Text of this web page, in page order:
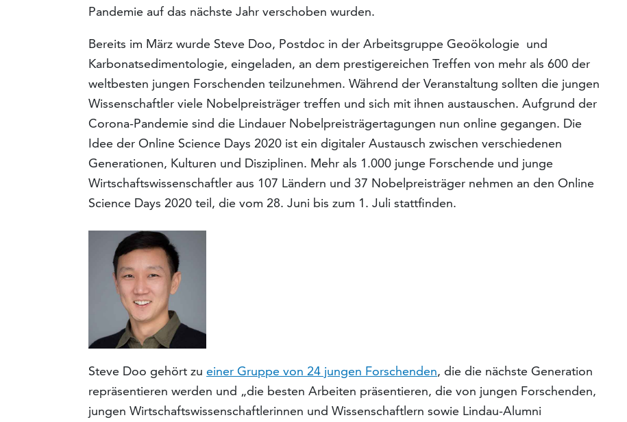
Pandemie auf das nächste Jahr verschoben wurden.
Bereits im März wurde Steve Doo, Postdoc in der Arbeitsgruppe Geoökologie und
Karbonatsedimentologie, eingeladen, an dem prestigereichen Treffen von mehr als 600 der
weltbesten jungen Forschenden teilzunehmen. Während der Veranstaltung sollten die jungen
Wissenschaftler viele Nobelpreisträger treffen und sich mit ihnen austauschen. Aufgrund der
Corona-Pandemie sind die Lindauer Nobelpreisträgertagungen nun online gegangen. Die
Idee der Online Science Days 2020 ist ein digitaler Austausch zwischen verschiedenen
Generationen, Kulturen und Disziplinen. Mehr als 1.000 junge Forschende und junge
Wirtschaftswissenschaftler aus 107 Ländern und 37 Nobelpreisträger nehmen an den Online
Science Days 2020 teil, die vom 28. Juni bis zum 1. Juli stattfinden.
Steve Doo gehört zueiner Gruppe von 24 jungen Forschenden, die die nächste Generation
repräsentieren werden und „die besten Arbeiten präsentieren, die von jungen Forschenden,
jungen Wirtschaftswissenschaftlerinnen und Wissenschaftlern sowie Lindau-Alumni